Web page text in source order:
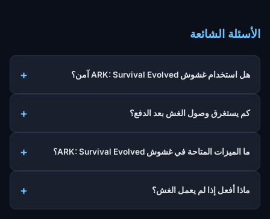
الأسئلة الشائعة
هل استخدام غشوش ARK: Survival Evolved آمن؟
كم يستغرق وصول الغش بعد الدفع؟
ما الميزات المتاحة في غشوش ARK: Survival Evolved؟
ماذا أفعل إذا لم يعمل الغش؟